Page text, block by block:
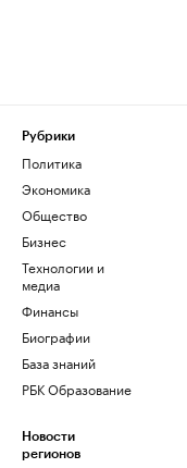
Рубрики
Политика
Экономика
Общество
Бизнес
Технологии и
медиа
Финансы
Биографии
База знаний
РБК Образование
Новости
регионов